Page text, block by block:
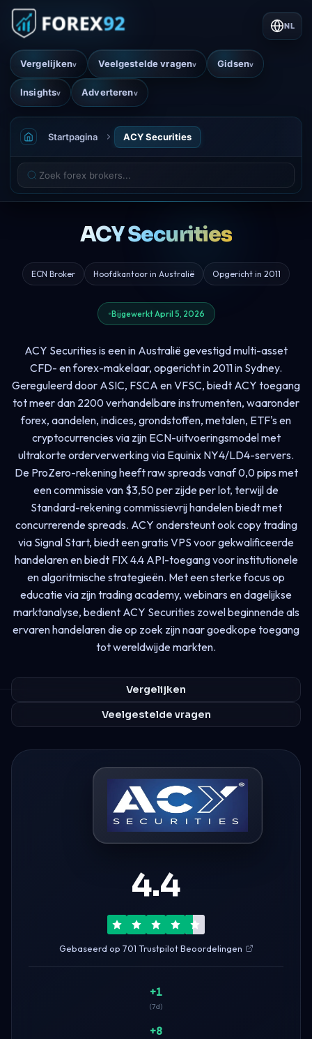
Vergelijkenv Veelgestelde vragenv Gidsenv
Insightsv Adverterenv
NL
Startpagina ACY Securities
ACY Securities
ECN Broker Hoofdkantoor in Australië Opgericht in 2011
Bijgewerkt April 5, 2026
ACY Securities is een in Australië gevestigd multi-asset
CFD- en forex-makelaar, opgericht in 2011 in Sydney.
Gereguleerd door ASIC, FSCA en VFSC, biedt ACY toegang
tot meer dan 2200 verhandelbare instrumenten, waaronder
forex, aandelen, indices, grondstoffen, metalen, ETF's en
cryptocurrencies via zijn ECN-uitvoeringsmodel met
ultrakorte orderverwerking via Equinix NY4/LD4-servers.
De ProZero-rekening heeft raw spreads vanaf 0,0 pips met
een commissie van $3,50 per zijde per lot, terwijl de
Standard-rekening commissievrij handelen biedt met
concurrerende spreads. ACY ondersteunt ook copy trading
via Signal Start, biedt een gratis VPS voor gekwalificeerde
handelaren en biedt FIX 4.4 API-toegang voor institutionele
en algoritmische strategieën. Met een sterke focus op
educatie via zijn trading academy, webinars en dagelijkse
marktanalyse, bedient ACY Securities zowel beginnende als
ervaren handelaren die op zoek zijn naar goedkope toegang
tot wereldwijde markten.
Vergelijken
Veelgestelde vragen
4.4
Gebaseerd op 701 Trustpilot Beoordelingen
+1
(7d)
+8